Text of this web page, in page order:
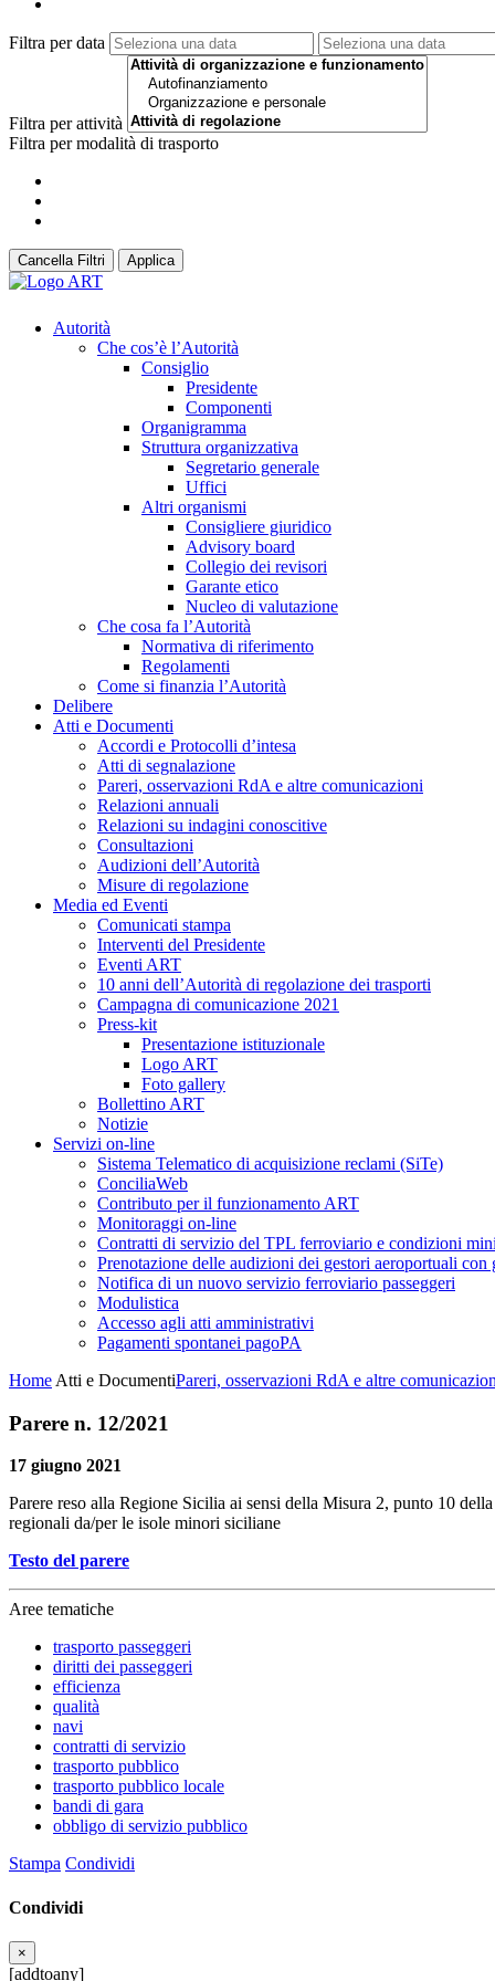
Filtra per data
Filtra per attività
Filtra per modalità di trasporto
Cancella Filtri Applica
Autorità
Che cos’è l’Autorità
Consiglio
Presidente
Componenti
Organigramma
Struttura organizzativa
Segretario generale
Uffici
Altri organismi
Consigliere giuridico
Advisory board
Collegio dei revisori
Garante etico
Nucleo di valutazione
Che cosa fa l’Autorità
Normativa di riferimento
Regolamenti
Come si finanzia l’Autorità
Delibere
Atti e Documenti
Accordi e Protocolli d’intesa
Atti di segnalazione
Pareri, osservazioni RdA e altre comunicazioni
Relazioni annuali
Relazioni su indagini conoscitive
Consultazioni
Audizioni dell’Autorità
Misure di regolazione
Media ed Eventi
Comunicati stampa
Interventi del Presidente
Eventi ART
10 anni dell’Autorità di regolazione dei trasporti
Campagna di comunicazione 2021
Press-kit
Presentazione istituzionale
Logo ART
Foto gallery
Bollettino ART
Notizie
Servizi on-line
Sistema Telematico di acquisizione reclami (SiTe)
ConciliaWeb
Contributo per il funzionamento ART
Monitoraggi on-line
Contratti di servizio del TPL ferroviario e condizioni
Prenotazione delle audizioni dei gestori aeroportuali con
Notifica di un nuovo servizio ferroviario passeggeri
Modulistica
Accesso agli atti amministrativi
Pagamenti spontanei pagoPA
Home Atti e DocumentiPareri, osservazioni RdA e altre
Parere n. 12/2021
17 giugno 2021
Parere reso alla Regione Sicilia ai sensi della Misura 2, punto 10
regionali da/per le isole minori siciliane
Testo del parere
Aree tematiche
trasporto passeggeri
diritti dei passeggeri
efficienza
qualità
navi
contratti di servizio
trasporto pubblico
trasporto pubblico locale
bandi di gara
obbligo di servizio pubblico
Stampa Condividi
Condividi
×
[addtoany]